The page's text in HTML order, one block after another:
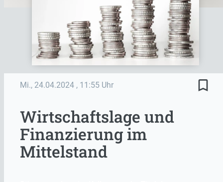
Mi., 24.04.2024 , 11:55 Uhr bookmark_border
Wirtschaftslage und
Finanzierung im
Mittelstand